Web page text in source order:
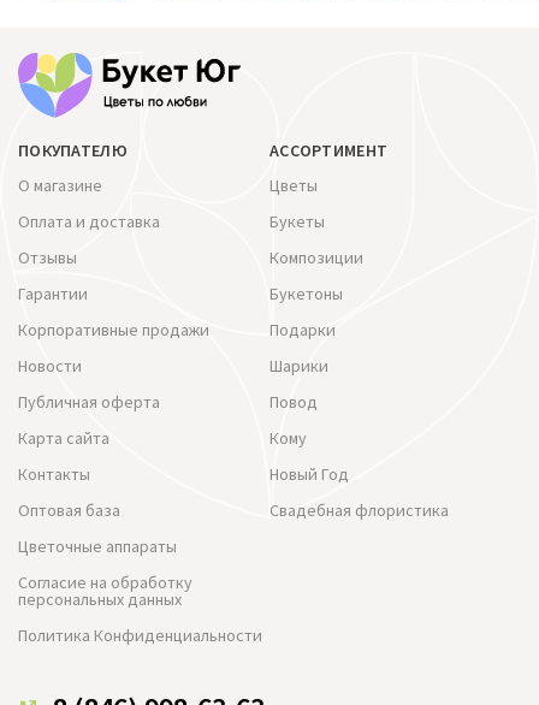
ПОКУПАТЕЛЮ
О магазине
Оплата и доставка
Отзывы
Гарантии
Корпоративные продажи
Новости
Публичная оферта
Карта сайта
Контакты
Оптовая база
Цветочные аппараты
Согласие на обработку
персональных данных
Политика Конфиденциальности
АССОРТИМЕНТ
Цветы
Букеты
Композиции
Букетоны
Подарки
Шарики
Повод
Кому
Новый Год
Свадебная флористика